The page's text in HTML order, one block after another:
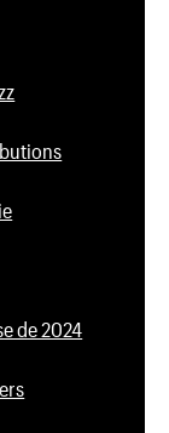
de 2024